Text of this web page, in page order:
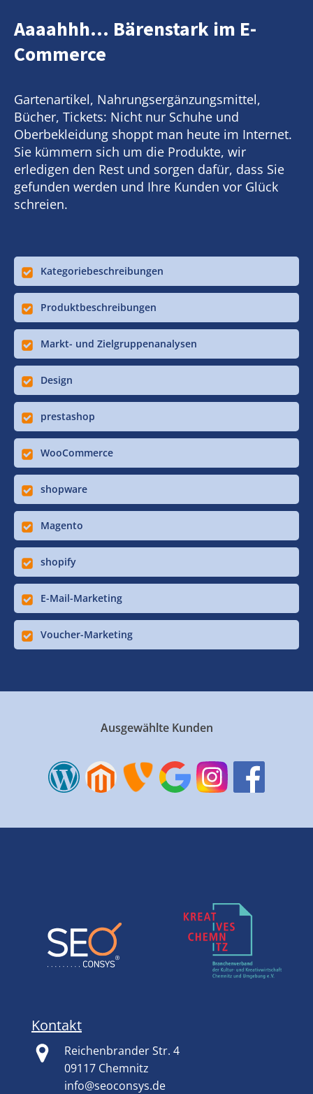
Aaaahhh... Bärenstark im E-
Commerce
Gartenartikel, Nahrungsergänzungsmittel,
Bücher, Tickets: Nicht nur Schuhe und
Oberbekleidung shoppt man heute im Internet.
Sie kümmern sich um die Produkte, wir
erledigen den Rest und sorgen dafür, dass Sie
gefunden werden und Ihre Kunden vor Glück
schreien.
Kategoriebeschreibungen
Produktbeschreibungen
Markt- und Zielgruppenanalysen
Design
prestashop
WooCommerce
shopware
Magento
shopify
E-Mail-Marketing
Voucher-Marketing
Ausgewählte Kunden
Kontakt
Reichenbrander Str. 4
09117 Chemnitz
info@seoconsys.de